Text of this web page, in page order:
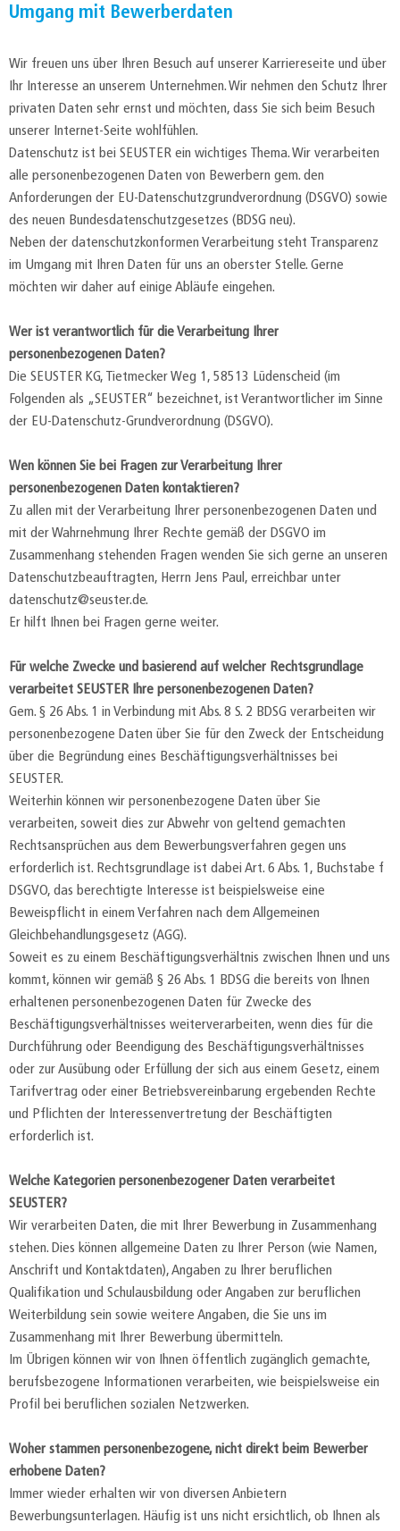
Umgang mit Bewerberdaten
Wir freuen uns über Ihren Besuch auf unserer Karriereseite und über
Ihr Interesse an unserem Unternehmen. Wir nehmen den Schutz Ihrer
privaten Daten sehr ernst und möchten, dass Sie sich beim Besuch
unserer Internet-Seite wohlfühlen.
Datenschutz ist bei SEUSTER ein wichtiges Thema. Wir verarbeiten
alle personenbezogenen Daten von Bewerbern gem. den
Anforderungen der EU-Datenschutzgrundverordnung (DSGVO) sowie
des neuen Bundesdatenschutzgesetzes (BDSG neu).
Neben der datenschutzkonformen Verarbeitung steht Transparenz
im Umgang mit Ihren Daten für uns an oberster Stelle. Gerne
möchten wir daher auf einige Abläufe eingehen.
Wer ist verantwortlich für die Verarbeitung Ihrer
personenbezogenen Daten?
Die SEUSTER KG, Tietmecker Weg 1, 58513 Lüdenscheid (im
Folgenden als „SEUSTER“ bezeichnet, ist Verantwortlicher im Sinne
der EU-Datenschutz-Grundverordnung (DSGVO).
Wen können Sie bei Fragen zur Verarbeitung Ihrer
personenbezogenen Daten kontaktieren?
Zu allen mit der Verarbeitung Ihrer personenbezogenen Daten und
mit der Wahrnehmung Ihrer Rechte gemäß der DSGVO im
Zusammenhang stehenden Fragen wenden Sie sich gerne an unseren
Datenschutzbeauftragten, Herrn Jens Paul, erreichbar unter
datenschutz@seuster.de.
Er hilft Ihnen bei Fragen gerne weiter.
Für welche Zwecke und basierend auf welcher Rechtsgrundlage
verarbeitet SEUSTER Ihre personenbezogenen Daten?
Gem. § 26 Abs. 1 in Verbindung mit Abs. 8 S. 2 BDSG verarbeiten wir
personenbezogene Daten über Sie für den Zweck der Entscheidung
über die Begründung eines Beschäftigungsverhältnisses bei
SEUSTER.
Weiterhin können wir personenbezogene Daten über Sie
verarbeiten, soweit dies zur Abwehr von geltend gemachten
Rechtsansprüchen aus dem Bewerbungsverfahren gegen uns
erforderlich ist. Rechtsgrundlage ist dabei Art. 6 Abs. 1, Buchstabe f
DSGVO, das berechtigte Interesse ist beispielsweise eine
Beweispflicht in einem Verfahren nach dem Allgemeinen
Gleichbehandlungsgesetz (AGG).
Soweit es zu einem Beschäftigungsverhältnis zwischen Ihnen und uns
kommt, können wir gemäß § 26 Abs. 1 BDSG die bereits von Ihnen
erhaltenen personenbezogenen Daten für Zwecke des
Beschäftigungsverhältnisses weiterverarbeiten, wenn dies für die
Durchführung oder Beendigung des Beschäftigungsverhältnisses
oder zur Ausübung oder Erfüllung der sich aus einem Gesetz, einem
Tarifvertrag oder einer Betriebsvereinbarung ergebenden Rechte
und Pflichten der Interessenvertretung der Beschäftigten
erforderlich ist.
Welche Kategorien personenbezogener Daten verarbeitet
SEUSTER?
Wir verarbeiten Daten, die mit Ihrer Bewerbung in Zusammenhang
stehen. Dies können allgemeine Daten zu Ihrer Person (wie Namen,
Anschrift und Kontaktdaten), Angaben zu Ihrer beruflichen
Qualifikation und Schulausbildung oder Angaben zur beruflichen
Weiterbildung sein sowie weitere Angaben, die Sie uns im
Zusammenhang mit Ihrer Bewerbung übermitteln.
Im Übrigen können wir von Ihnen öffentlich zugänglich gemachte,
berufsbezogene Informationen verarbeiten, wie beispielsweise ein
Profil bei beruflichen sozialen Netzwerken.
Woher stammen personenbezogene, nicht direkt beim Bewerber
erhobene Daten?
Immer wieder erhalten wir von diversen Anbietern
Bewerbungsunterlagen. Häufig ist uns nicht ersichtlich, ob Ihnen als